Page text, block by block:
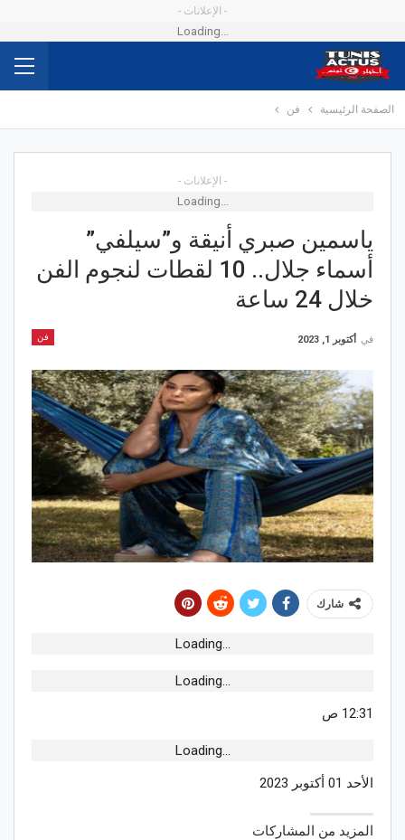
- الإعلانات -
Loading...
الصفحة الرئيسية فن
- الإعلانات -
Loading...
ياسمين صبري أنيقة و”سيلفي”
أسماء جلال.. 10 لقطات لنجوم الفن
خلال 24 ساعة
فن في أكتوبر 1, 2023
شارك
Loading...
Loading...
12:31 ص
Loading...
الأحد 01 أكتوبر 2023
المزيد من المشاركات